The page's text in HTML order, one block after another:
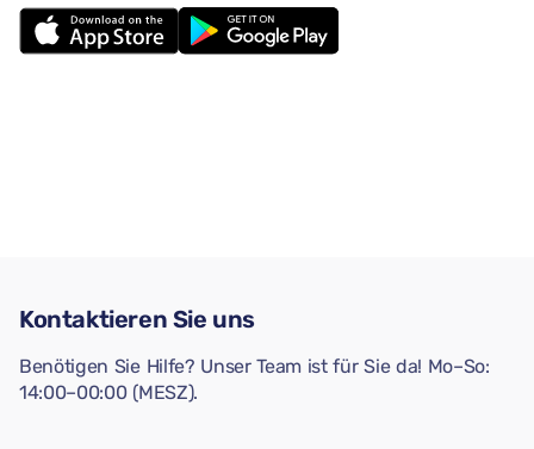
Kontaktieren Sie uns
Benötigen Sie Hilfe? Unser Team ist für Sie da! Mo–So:
14:00–00:00 (MESZ).